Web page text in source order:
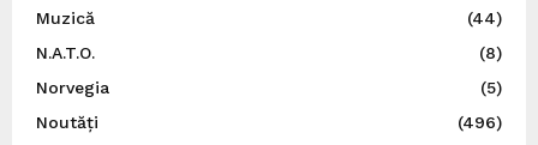
Muzică
(44)
N.A.T.O.
(8)
Norvegia
(5)
Noutăți
(496)